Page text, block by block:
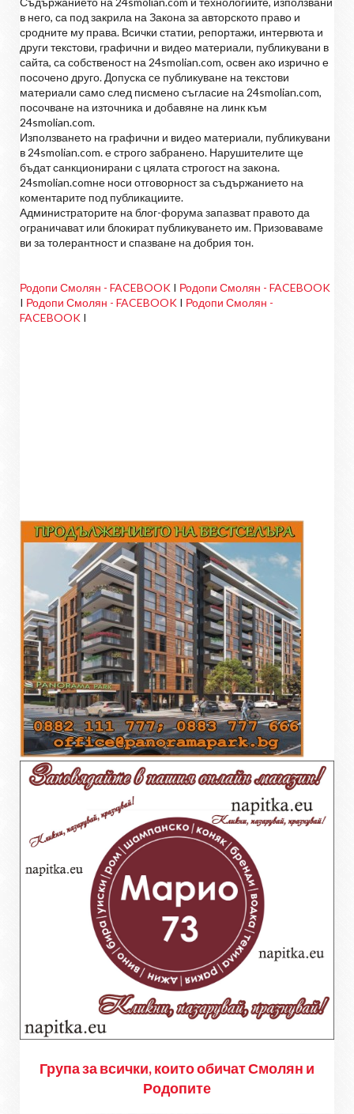
в него, са под закрила на Закона за авторското право и
сродните му права. Всички статии, репортажи, интервюта и
други текстови, графични и видео материали, публикувани в
сайта, са собственост на 24smolian.com, освен ако изрично е
посочено друго. Допуска се публикуване на текстови
материали само след писмено съгласие на 24smolian.com,
посочване на източника и добавяне на линк към
24smolian.com.
Използването на графични и видео материали, публикувани
в 24smolian.com. е строго забранено. Нарушителите ще
бъдат санкционирани с цялата строгост на закона.
24smolian.comне носи отговорност за съдържанието на
коментарите под публикациите.
Администраторите на блог-форума запазват правото да
ограничават или блокират публикуването им. Призоваваме
ви за толерантност и спазване на добрия тон.
Родопи Смолян - FACEBOOK I Родопи Смолян - FACEBOOK
I Родопи Смолян - FACEBOOK I Родопи Смолян -
FACEBOOK I
Група за всички, които обичат Смолян и
Родопите